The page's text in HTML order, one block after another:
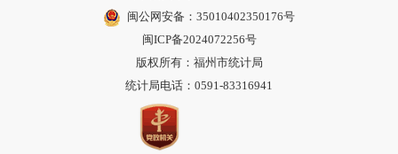
闽公网安备：35010402350176号
闽ICP备2024072256号
版权所有：福州市统计局
统计局电话：0591-83316941